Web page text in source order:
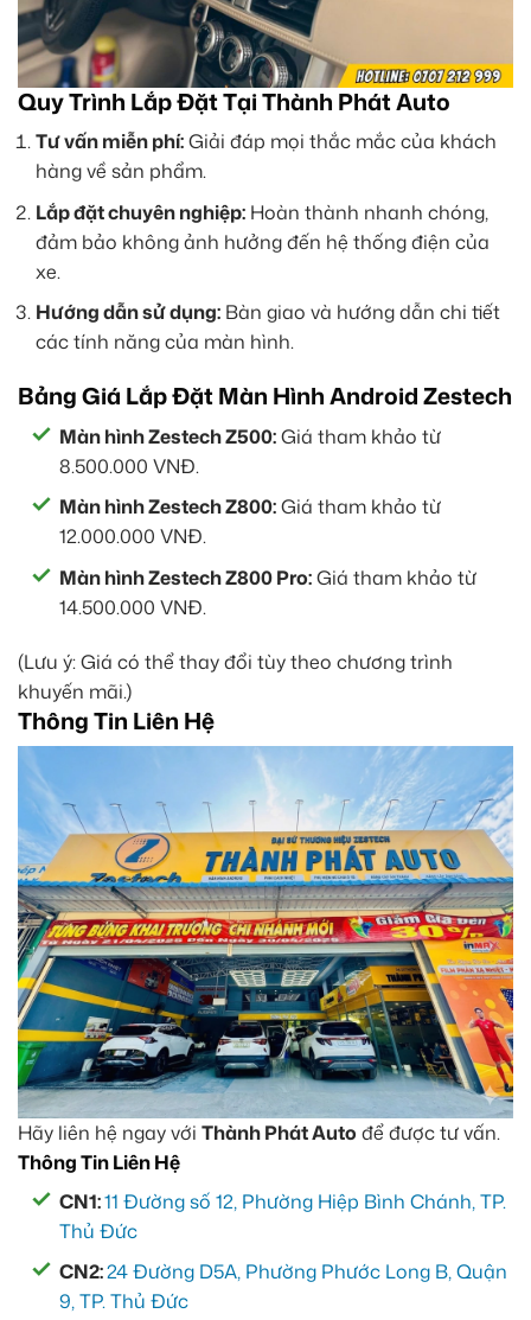
Quy Trình Lắp Đặt Tại Thành Phát Auto
Tư vấn miễn phí:Giải đáp mọi thắc mắc của khách
hàng về sản phẩm.
Lắp đặt chuyên nghiệp: Hoàn thành nhanh chóng,
đảm bảo không ảnh hưởng đến hệ thống điện của
xe.
Hướng dẫn sử dụng: Bàn giao và hướng dẫn chi tiết
các tính năng của màn hình.
Bảng Giá Lắp Đặt Màn Hình Android Zestech
Màn hình Zestech Z500:Giá tham khảo từ
8.500.000 VNĐ.
Màn hình Zestech Z800:Giá tham khảo từ
12.000.000 VNĐ.
Màn hình Zestech Z800 Pro:Giá tham khảo từ
14.500.000 VNĐ.
(Lưu ý: Giá có thể thay đổi tùy theo chương trình
khuyến mãi.)
Thông Tin Liên Hệ
Hãy liên hệ ngay với Thành Phát Auto để được tư vấn.
Thông Tin Liên Hệ
CN1:11 Đường số 12, Phường Hiệp Bình Chánh, TP.
Thủ Đức
CN2:24 Đường D5A, Phường Phước Long B, Quận
9, TP. Thủ Đức